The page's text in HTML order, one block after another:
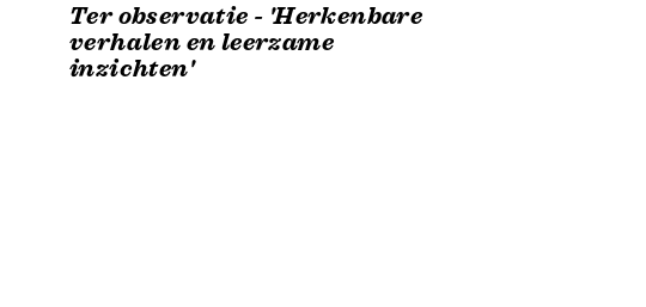
Ter observatie - 'Herkenbare
verhalen en leerzame
inzichten'